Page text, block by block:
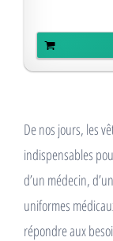
De nos jours, les
indispensables
d’un médecin,
uniformes
répondre aux